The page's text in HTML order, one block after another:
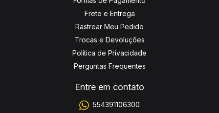
Frete e Entrega
Rastrear Meu Pedido
Trocas e Devoluções
Política de Privacidade
Perguntas Frequentes
Entre em contato
554391106300